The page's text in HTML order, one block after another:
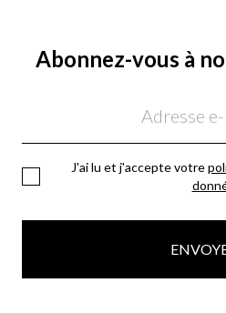
Abonnez-vous à
J'ai lu et j'accepte votre